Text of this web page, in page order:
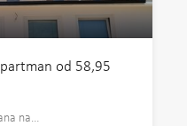
od 58,95
na…